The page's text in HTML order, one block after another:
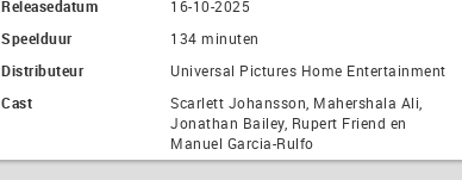
Releasedatum
16-10-2025
Speelduur
134 minuten
Distributeur
Universal Pictures Home Entertainment
Cast
Scarlett Johansson, Mahershala Ali,
Jonathan Bailey, Rupert Friend en
Manuel Garcia-Rulfo